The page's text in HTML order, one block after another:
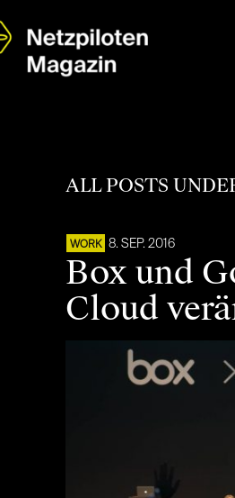
ALL POSTS
WORK 8. SEP. 2016
Box und
Cloud